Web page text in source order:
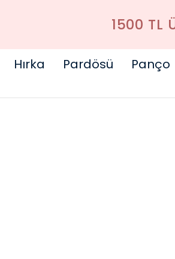
1500 TL
Hırka Pardösü Panço